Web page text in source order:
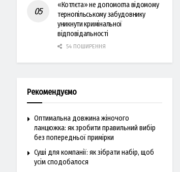
«Котлєта» не допомогла відомому
тернопільському забудовнику
уникнути кримінальної
відповідальності
54 ПОШИРЕННЯ
Рекомендуємо
Оптимальна довжина жіночого
ланцюжка: як зробити правильний вибір
без попередньої примірки
Суші для компанії: як зібрати набір, щоб
усім сподобалося